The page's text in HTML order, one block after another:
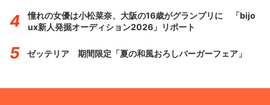
憧れの女優は小松菜奈、大阪の16歳がグランプリに 「bijo
ux新人発掘オーディション2026」リポート
ゼッテリア 期間限定「夏の和風おろしバーガーフェア」